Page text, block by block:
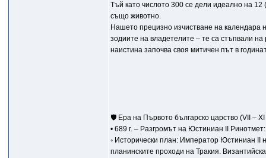
Тъй като числото 300 се дели идеално на
също животно.
Нашето прецизно изчистване на календара
зодиите на владетелите – те са стъпвали
наистина започва своя митичен път в
🛡️ Ера на Първото българско царство (VII – XI
• 689 г. – Разгромът на Юстиниан II Ринотмет:
◦ Исторически план: Император Юстиниан II
планинските проходи на Тракия.